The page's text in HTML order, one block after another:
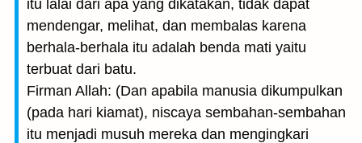
itu lalai dari apa yang dikatakan, tidak dapat
mendengar, melihat, dan membalas karena
berhala-berhala itu adalah benda mati yaitu
terbuat dari batu.
Firman Allah: (Dan apabila manusia dikumpulkan
(pada hari kiamat), niscaya sembahan-sembahan
itu menjadi musuh mereka dan mengingkari